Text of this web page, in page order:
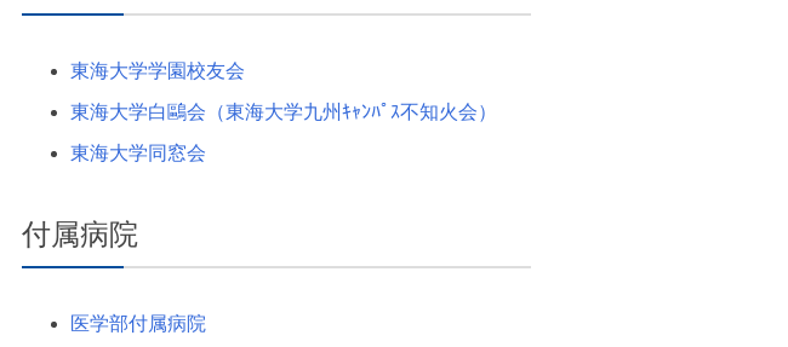
東海大学学園校友会
東海大学白鷗会（東海大学九州ｷｬﾝﾊﾟｽ不知火会）
東海大学同窓会
付属病院
医学部付属病院